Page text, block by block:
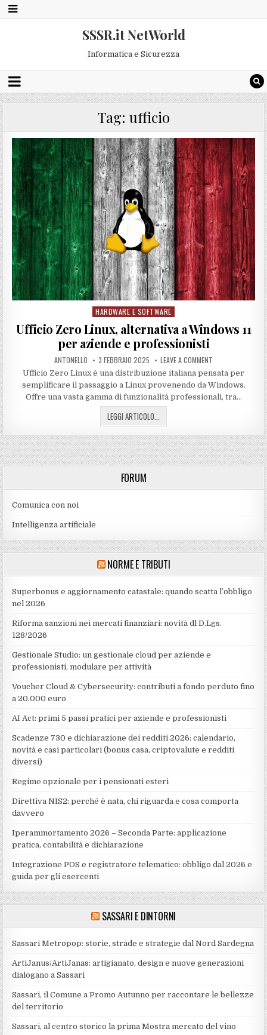
SSSR.it NetWorld
Informatica e Sicurezza
Tag: ufficio
Posted
in
HARDWARE E SOFTWARE
Ufficio Zero Linux, alternativa a Windows 11
per aziende e professionisti
ANTONELLO 3 FEBBRAIO 2025 LEAVE A COMMENT
Ufficio Zero Linux è una distribuzione italiana pensata per
semplificare il passaggio a Linux provenendo da Windows.
Offre una vasta gamma di funzionalità professionali, tra…
LEGGI ARTICOLO...
FORUM
Comunica con noi
Intelligenza artificiale
NORME E TRIBUTI
Superbonus e aggiornamento catastale: quando scatta l’obbligo
nel 2026
Riforma sanzioni nei mercati finanziari: novità dl D.Lgs.
128/2026
Gestionale Studio: un gestionale cloud per aziende e
professionisti, modulare per attività
Voucher Cloud & Cybersecurity: contributi a fondo perduto fino
a 20.000 euro
AI Act: primi 5 passi pratici per aziende e professionisti
Scadenze 730 e dichiarazione dei redditi 2026: calendario,
novità e casi particolari (bonus casa, criptovalute e redditi
diversi)
Regime opzionale per i pensionati esteri
Direttiva NIS2: perché è nata, chi riguarda e cosa comporta
davvero
Iperammortamento 2026 – Seconda Parte: applicazione
pratica, contabilità e dichiarazione
Integrazione POS e registratore telematico: obbligo dal 2026 e
guida per gli esercenti
SASSARI E DINTORNI
Sassari Metropop: storie, strade e strategie dal Nord Sardegna
ArtiJanus/ArtiJanas: artigianato, design e nuove generazioni
dialogano a Sassari
Sassari, il Comune a Promo Autunno per raccontare le bellezze
del territorio
Sassari, al centro storico la prima Mostra mercato del vino